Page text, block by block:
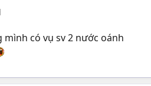
có vụ sv 2 nước oánh